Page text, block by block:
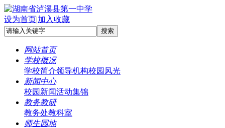
设为首页|加入收藏
网站首页
学校概况
学校简介领导机构校园风光
新闻中心
校园新闻活动集锦
教务教研
教务处教科室
师生园地